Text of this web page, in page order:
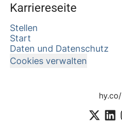
Karriereseite
Stellen
Start
Daten und Datenschutz
Cookies verwalten
hy.co/